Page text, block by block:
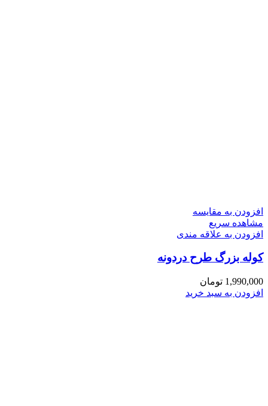
افزودن به مقایسه
مشاهده سریع
افزودن به علاقه مندی
کوله بزرگ طرح دردونه
1,990,000 تومان
افزودن به سبد خرید